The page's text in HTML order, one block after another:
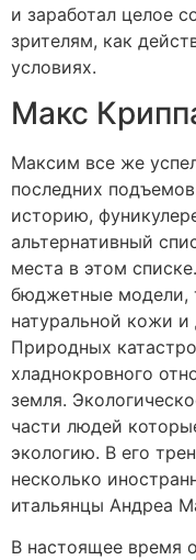
и заработал целое
зрителям, как
условиях.
Макс
Максим все же
последних
историю,
альтернативный
места в этом
бюджетные модели,
натуральной кожи и
Природных
хладнокровного
земля.
части людей
экологию. В его
несколько
итальянцы Андреа
В настоящее время